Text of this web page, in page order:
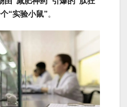
“实验小鼠”。